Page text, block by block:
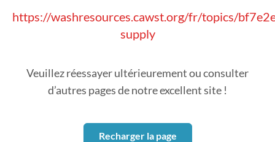
https://washresources.cawst.org/fr/topics/
supply
Veuillez réessayer ultérieurement ou consulter
d’autres pages de notre excellent site !
Recharger la page